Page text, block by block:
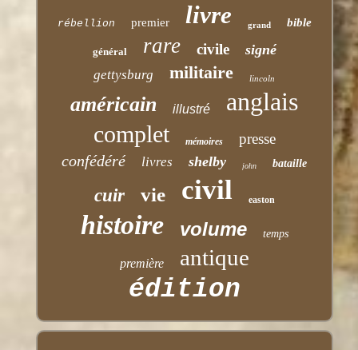
rébellion premier livre grand bible
général rare civile signé
gettysburg militaire lincoln
américain illustré anglais
complet mémoires presse
confédéré livres shelby john bataille
cuir vie civil easton
histoire volume temps
première antique
édition